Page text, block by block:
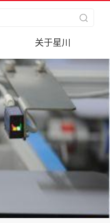
关于星川